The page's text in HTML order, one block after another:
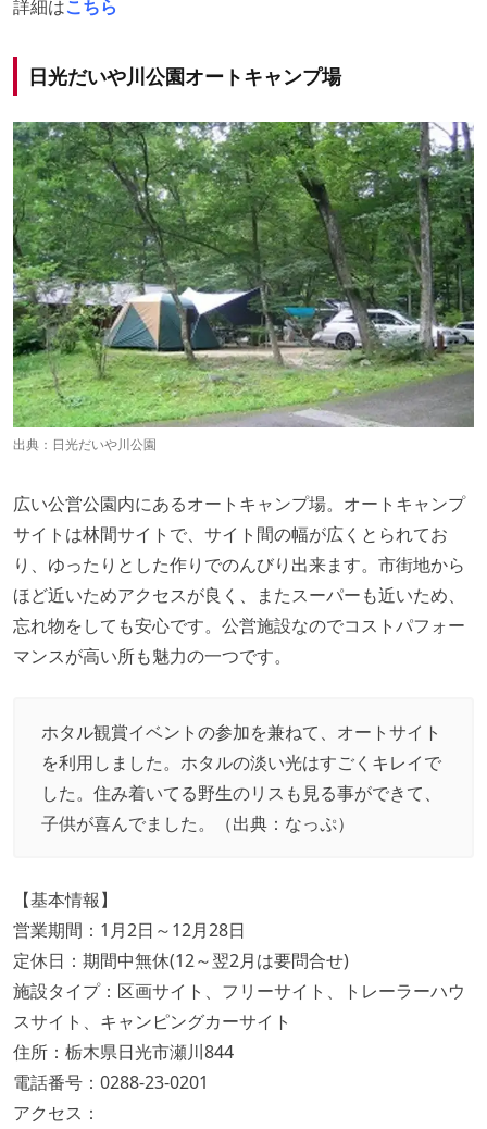
詳細はこちら
日光だいや川公園オートキャンプ場
出典： 日光だいや川公園
広い公営公園内にあるオートキャンプ場。オートキャンプ
サイトは林間サイトで、サイト間の幅が広くとられてお
り、ゆったりとした作りでのんびり出来ます。市街地から
ほど近いためアクセスが良く、またスーパーも近いため、
忘れ物をしても安心です。公営施設なのでコストパフォー
マンスが高い所も魅力の一つです。
ホタル観賞イベントの参加を兼ねて、オートサイト
を利用しました。ホタルの淡い光はすごくキレイで
した。住み着いてる野生のリスも見る事ができて、
子供が喜んでました。（出典： なっぷ）
【基本情報】
営業期間：1月2日～12月28日
定休日：期間中無休(12～翌2月は要問合せ)
施設タイプ：区画サイト、フリーサイト、トレーラーハウ
スサイト、キャンピングカーサイト
住所：栃木県日光市瀬川844
電話番号：0288-23-0201
アクセス：